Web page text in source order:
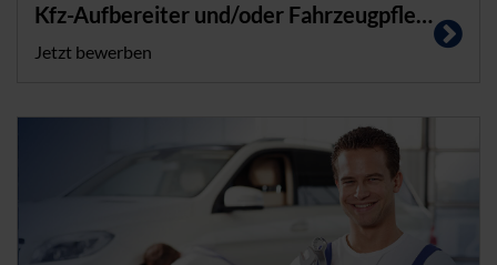
Kfz-Aufbereiter und/oder Fahrzeugpfleger (m/w/d) in Sülzetal bei Magdeburg
Jetzt bewerben